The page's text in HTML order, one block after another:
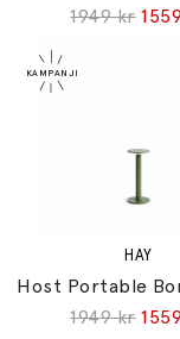
1949 kr
HAY
1949 kr